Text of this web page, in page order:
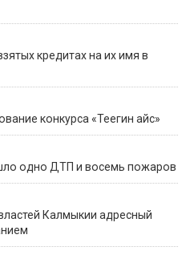
кредитах на их имя в
конкурса «Теегин айс»
одно ДТП и восемь пожаров
Калмыкии адресный